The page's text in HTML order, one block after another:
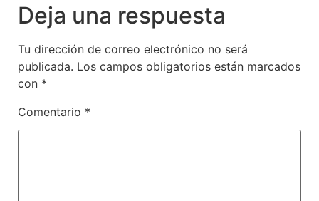
Deja una respuesta
Tu dirección de correo electrónico no será
publicada. Los campos obligatorios están marcados
con *
Comentario *